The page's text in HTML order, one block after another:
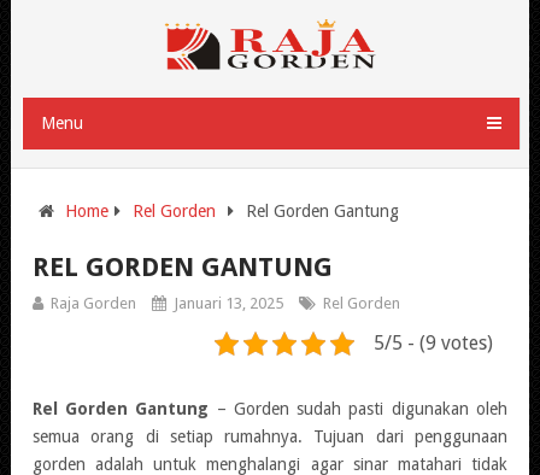
Menu
Home Rel Gorden Rel Gorden Gantung
REL GORDEN GANTUNG
Raja Gorden Januari 13, 2025 Rel Gorden
5/5 - (9 votes)
Rel Gorden Gantung – Gorden sudah pasti digunakan oleh
semua orang di setiap rumahnya. Tujuan dari penggunaan
gorden adalah untuk menghalangi agar sinar matahari tidak